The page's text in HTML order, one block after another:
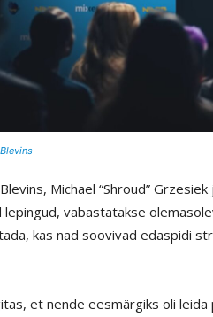
Blevins, Michael “Shroud”
lepingud, vabastatakse
kas nad soovivad edaspidi
et nende eesmärgiks oli